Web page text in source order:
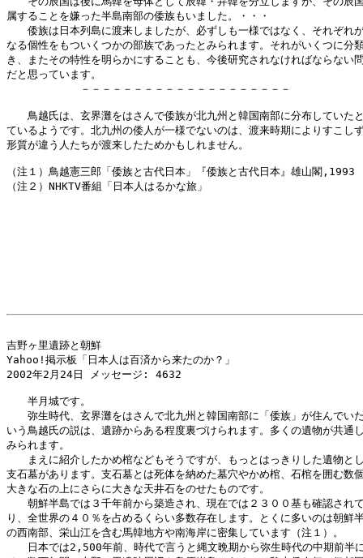
属することを嫌った半島南部の倭族もいました。・・・
倭族は日本列島に渡来しましたが、必ずしも一様ではなく、それぞれ
なる個性をもついくつかの部族であったとみられます。それがいくつに分
き、またその特性を明らかにすることも、今後研究されなければならない
だと思っています。
－－－－－－－－－－－－－－－－－－－－
鳥越氏は、玄界灘をはさんで倭族が北九州と韓国南部に分布していた
ているようです。北九州の倭人が一様でないのは、渡来時期によりすこし
形質が違う人たちが渡来したためかもしれません。
（注１）鳥越憲三郎「倭族と古代日本」『倭族と古代日本』雄山閣,1993
（注２）NHKTV番組「日本人はるかな旅」
吉野ヶ里遺跡と朝鮮
Yahoo!掲示板「日本人は百済から来たのか？」
2002年2月24日 メッセージ: 4632
半月城です。
弥生時代、玄界灘をはさんで北九州と韓国南部に「倭族」が住んでい
いう鳥越氏の説は、遺跡からある程度裏づけられます。多くの遺物が共通
みられます。
まえに紹介したかめ棺などもそうですが、もっとはっきりした遺物と
支石墓があります。支石墓とは死体を納めた墓穴やかめ棺、石棺を囲む数
大きな石の上にさらに大きな天井石をのせたものです。
朝鮮半島では３千年前から築造され、現在では２３００基も確認され
り、全世界の４０％を占めるくらい多数存在します。とくに多いのは朝鮮
の西南部、栄山江を含む馬韓地方や南海岸に密集しています（注１）。
日本では2,500年前、時代で言うと縄文晩期から弥生時代の中期前半